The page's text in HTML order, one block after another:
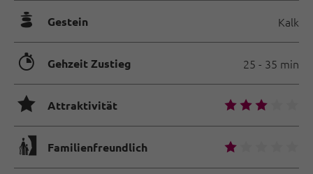
🞾 Gestein Kalk
🐲 Gehzeit Zustieg 25 - 35 min
🞙 Attraktivität 🞙🞙🞙
🅟 Familienfreundlich 🞙